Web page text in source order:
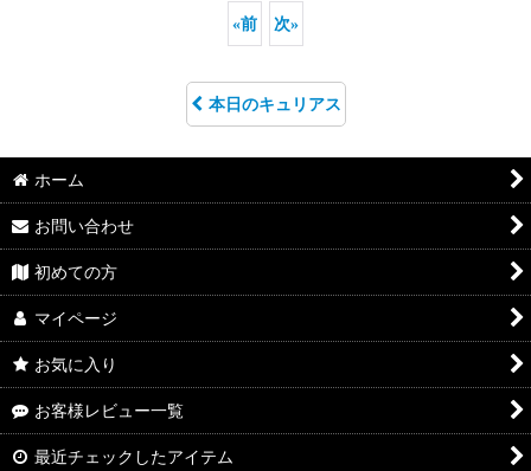
«前 次»
本日のキュリアス
ホーム
お問い合わせ
初めての方
マイページ
お気に入り
お客様レビュー一覧
最近チェックしたアイテム